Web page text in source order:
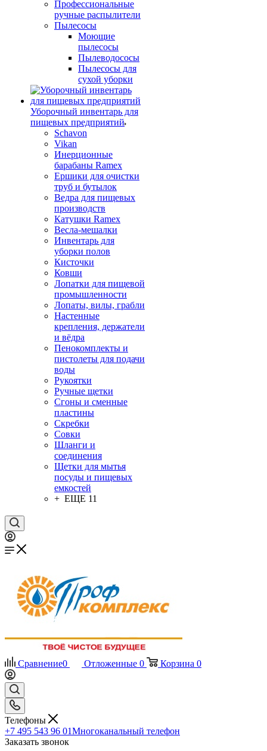
Профессиональные
ручные распылители
Пылесосы
Моющие
пылесосы
Пылеводососы
Пылесосы для
сухой уборки
Уборочный инвентарь для
пищевых предприятий
Schavon
Vikan
Инерционные
барабаны Ramex
Ершики для очистки
труб и бутылок
Ведра для пищевых
производств
Катушки Ramex
Весла-мешалки
Инвентарь для
уборки полов
Кисточки
Ковши
Лопатки для пищевой
промышленности
Лопаты, вилы, грабли
Настенные
крепления, держатели
и вёдра
Пенокомплекты и
пистолеты для подачи
воды
Рукоятки
Ручные щетки
Сгоны и сменные
пластины
Скребки
Совки
Шланги и
соединения
Щетки для мытья
посуды и пищевых
емкостей
+ ЕЩЕ 11
Сравнение0 Отложенные 0 Корзина 0
Телефоны
+7 495 543 96 01Многоканальный телефон
Заказать звонок